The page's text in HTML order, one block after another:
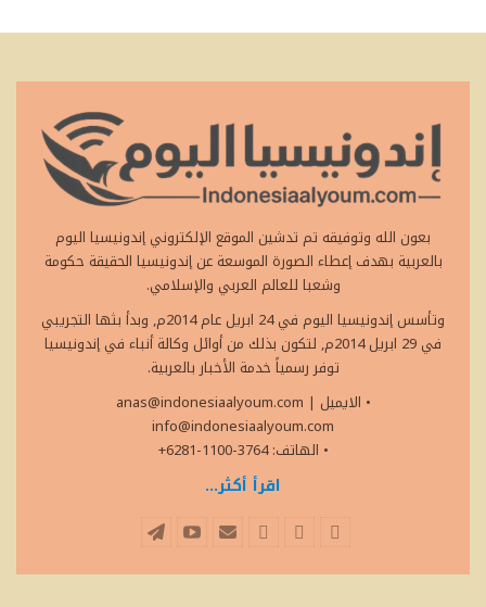
بعون الله وتوفيقه تم تدشين الموقع الإلكتروني إندونيسيا اليوم
بالعربية بهدف إعطاء الصورة الموسعة عن إندونيسيا الحقيقة حكومة
وشعبا للعالم العربي والإسلامي.
وتأسس إندونيسيا اليوم في 24 ابريل عام 2014م, وبدأ بثها التجريبي
في 29 ابريل 2014م, لتكون بذلك من أوائل وكالة أنباء في إندونيسيا
توفر رسمياً خدمة الأخبار بالعربية.
• الايميل
anas@indonesiaalyoum.com |
info@indonesiaalyoum.com
• الهاتف: 3764-1100-6281+
اقرأ أكثر...